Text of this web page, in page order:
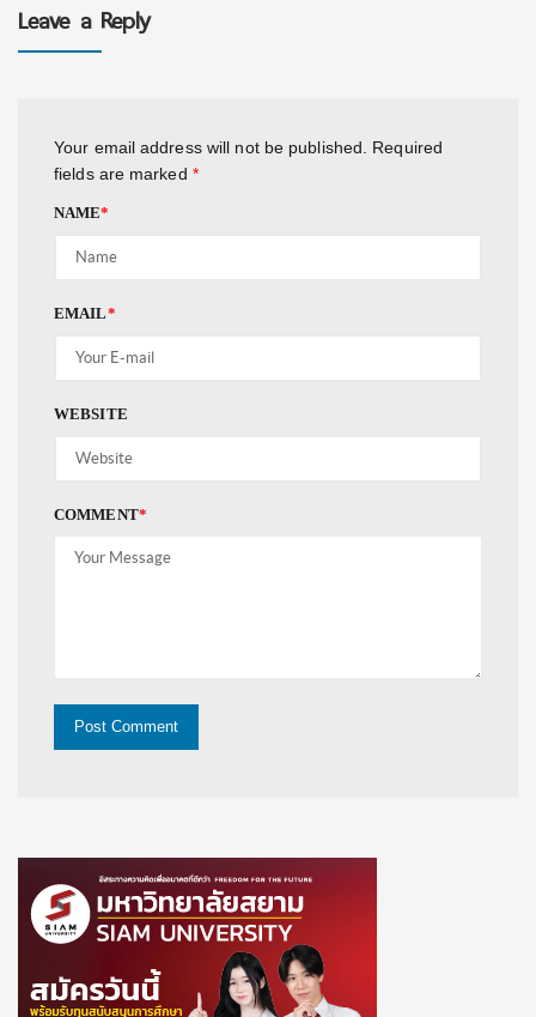
Leave a Reply
Your email address will not be published.
Required
fields are marked *
NAME*
EMAIL*
WEBSITE
COMMENT*